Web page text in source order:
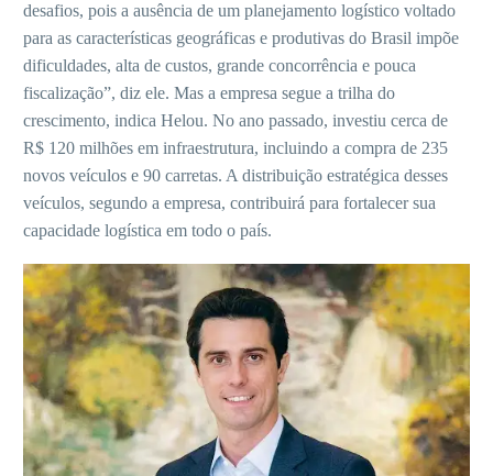
desafios, pois a ausência de um planejamento logístico voltado
para as características geográficas e produtivas do Brasil impõe
dificuldades, alta de custos, grande concorrência e pouca
fiscalização”, diz ele. Mas a empresa segue a trilha do
crescimento, indica Helou. No ano passado, investiu cerca de
R$ 120 milhões em infraestrutura, incluindo a compra de 235
novos veículos e 90 carretas. A distribuição estratégica desses
veículos, segundo a empresa, contribuirá para fortalecer sua
capacidade logística em todo o país.